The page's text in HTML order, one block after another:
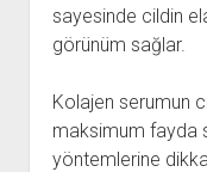
sayesinde cildin
görünüm sağlar.
Kolajen serumun
maksimum fayda
yöntemlerine